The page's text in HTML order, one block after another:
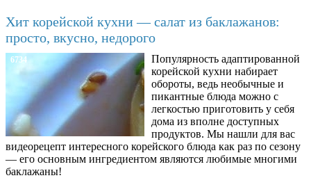
Хит корейской кухни — салат из баклажанов:
просто, вкусно, недорого
6734
Популярность адаптированной
корейской кухни набирает
обороты, ведь необычные и
пикантные блюда можно с
легкостью приготовить у себя
дома из вполне доступных
продуктов. Мы нашли для вас
видеорецепт интересного корейского блюда как раз по сезону
— его основным ингредиентом являются любимые многими
баклажаны!